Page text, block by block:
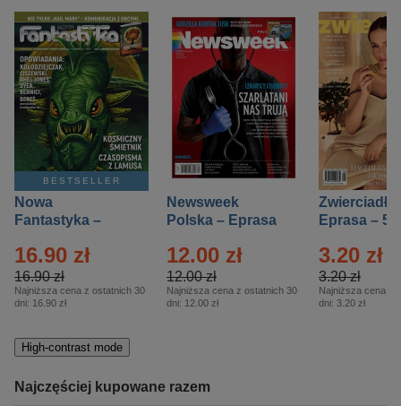
BESTSELLER
Nowa
Fantastyka –
16.90 zł
16.90 zł
Najniższa cena z ostatnich 30
dni: 16.90 zł
Newsweek
Polska – Eprasa
12.00 zł
12.00 zł
Najniższa cena z ostatnich 30
dni: 12.00 zł
Zwierciadło
Eprasa – 5/
3.20 zł
3.20 zł
Najniższa cena z
dni: 3.20 zł
High-contrast mode
Najczęściej kupowane razem